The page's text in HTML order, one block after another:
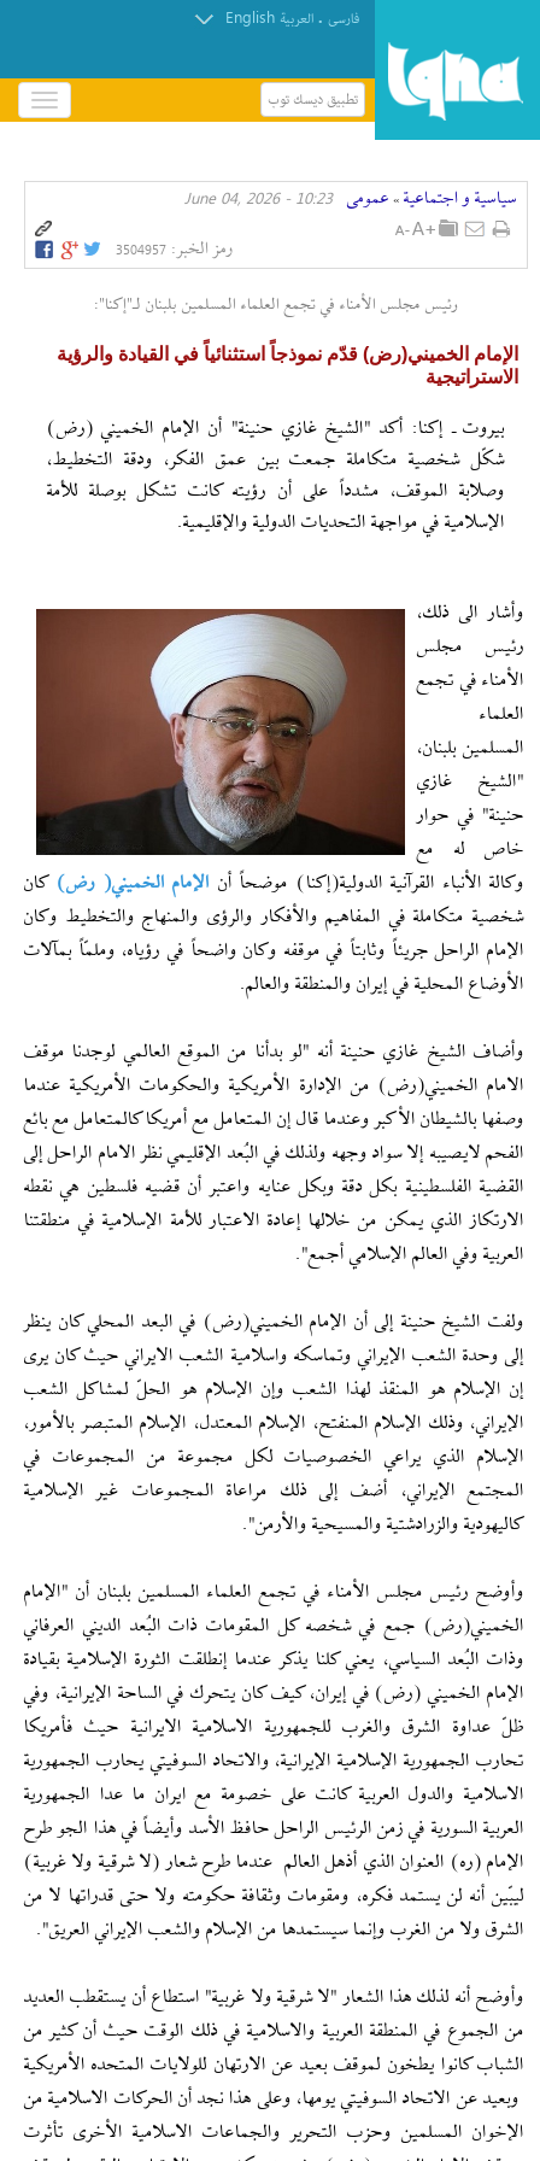
فارسی . العربیة English
تطبيق ديسك توب
باز
و
کردن
سیاسیة و اجتماعیة » عمومی 10:23 - June 04, 2026
رمز الخبر: 3504957
رئيس مجلس الأمناء في تجمع العلماء المسلمين بلبنان لـ"إکنا":
الإمام الخميني(رض) قدّم نموذجاً استثنائياً في القيادة والرؤية
الاستراتيجية
بيروت ـ إكنا: أكد "الشيخ غازي حنينة" أن الإمام الخميني (رض)
شكّل شخصية متكاملة جمعت بين عمق الفكر، ودقة التخطيط،
وصلابة الموقف، مشدداً على أن رؤيته كانت تشكل بوصلة للأمة
الإسلامية في مواجهة التحديات الدولية والإقليمية.
وأشار الى ذلك،
رئيس مجلس
الأمناء في تجمع
العلماء
المسلمين بلبنان،
"الشيخ غازي
حنينة" في حوار
خاص له مع
وكالة الأنباء القرآنية الدولية(إکنا) موضحاً أن الإمام الخميني( رض) كان
شخصية متكاملة في المفاهيم والأفكار والرؤى والمنهاج والتخطيط وكان
الإمام الراحل جريئاً وثابتاً في موقفه وكان واضحاً في رؤياه، وملمّاً بمآلات
الأوضاع المحلیة في إيران والمنطقة والعالم.
وأضاف الشيخ غازي حنينة أنه "لو بدأنا من الموقع العالمي لوجدنا موقف
الامام الخميني(رض) من الإدارة الأمريكية والحكومات الأمريكية عندما
وصفها بالشيطان الأكبر وعندما قال إن المتعامل مع أمريكا كالمتعامل مع بائع
الفحم لايصيبه إلا سواد وجهه ولذلك في البُعد الإقليمي نظر الامام الراحل إلى
القضية الفلسطينية بكل دقة وبكل عنايه واعتبر أن قضيه فلسطين هي نقطه
الارتكاز الذي يمكن من خلالها إعادة الاعتبار للأمة الإسلامية في منطقتنا
العربية وفي العالم الإسلامي أجمع".
ولفت الشيخ حنينة إلى أن الإمام الخميني(رض) في البعد المحلي كان ينظر
إلى وحدة الشعب الإيراني وتماسكه واسلامية الشعب الايراني حيث كان يرى
إن الإسلام هو المنقذ لهذا الشعب وإن الإسلام هو الحلّ لمشاكل الشعب
الإيراني، وذلك الإسلام المنفتح، الإسلام المعتدل، الإسلام المتبصر بالأمور،
الإسلام الذي يراعي الخصوصيات لكل مجموعة من المجموعات في
المجتمع الإيراني، أضف إلى ذلك مراعاة المجموعات غير الإسلامية
كاليهودية والزرادشتية والمسيحية والأرمن".
وأوضح رئيس مجلس الأمناء في تجمع العلماء المسلمين بلبنان أن "الإمام
الخميني(رض) جمع في شخصه كل المقومات ذات البُعد الديني العرفاني
وذات البُعد السياسي، يعني كلنا يذكر عندما إنطلقت الثورة الإسلامية بقيادة
الإمام الخميني (رض) في إيران، كيف كان يتحرك في الساحة الإيرانية، وفي
ظلّ عداوة الشرق والغرب للجمهورية الاسلامية الایرانیة حيث فأمريكا
تحارب الجمهورية الإسلامية الإيرانية، والاتحاد السوفيتي يحارب الجمهورية
الاسلامية والدول العربية كانت على خصومة مع ايران ما عدا الجمهورية
العربية السورية في زمن الرئيس الراحل حافظ الأسد وأيضاً في هذا الجو طرح
الإمام (ره) العنوان الذي أذهل العالم عندما طرح شعار (لا شرقية ولا غربية)
ليبّين أنه لن يستمد فكره، ومقومات وثقافة حكومته ولا حتى قدراتها لا من
الشرق ولا من الغرب وإنما سيستمدها من الإسلام والشعب الإيراني العريق".
وأوضح أنه لذلك هذا الشعار "لا شرقية ولا غربية" استطاع أن يستقطب العديد
من الجموع في المنطقة العربية والاسلامية في ذلك الوقت حيث أن كثير من
الشباب كانوا يطخون لموقف بعيد عن الارتهان للولايات المتحده الأمريكية
وبعيد عن الاتحاد السوفيتي يومها، وعلى هذا نجد أن الحركات الاسلامية من
الإخوان المسلمين وحزب التحرير والجماعات الاسلامية الأخرى تأثرت